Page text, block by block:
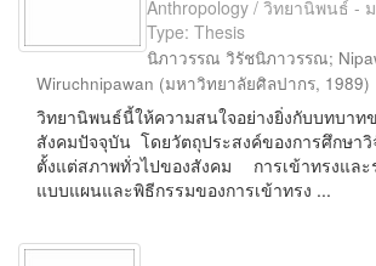
Anthropology / วิทยานิพนธ์ -
Type: Thesis
นิภาวรรณ วิรัชนิภาวรรณ;
Wiruchnipawan (มหาวิทยาลัยศิลปากร, 1989)
วิทยานิพนธ์นี้ให้ความสนใจอย่างยิ่งกับบทบาท
สังคมปัจจุบัน โดยวัตถุประสงค์ของการศึกษา
ตั้งแต่สภาพทั่วไปของสังคม การเข้าทรงแ
แบบแผนและพิธีกรรมของการเข้าทรง ...